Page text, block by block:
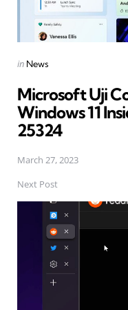
Posted
in News
Microsoft Uji
Windows 11
25324
March 27, 2023
Next Post